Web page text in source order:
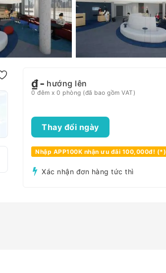
₫- hướng lên
0 đêm x 0 phòng (đã bao gồm VAT)
Thay đổi ngày
Nhập APP100K nhận ưu đãi 100,000đ! (*)
Xác nhận đơn hàng tức thì